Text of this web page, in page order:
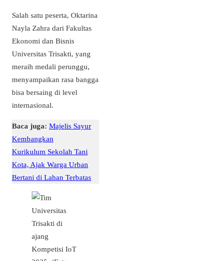
Salah satu peserta, Oktarina
Nayla Zahra dari Fakultas
Ekonomi dan Bisnis
Universitas Trisakti, yang
meraih medali perunggu,
menyampaikan rasa bangga
bisa bersaing di level
internasional.
Baca juga: Majelis Sayur
Kembangkan
Kurikulum Sekolah Tani
Kota, Ajak Warga Urban
Bertani di Lahan Terbatas